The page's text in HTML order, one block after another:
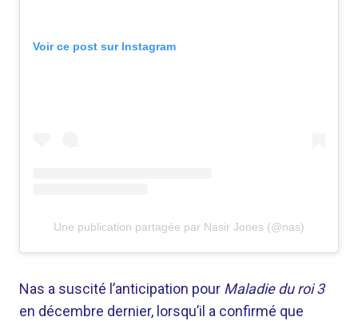
Voir ce post sur Instagram
Une publication partagée par Nasir Jones (@nas)
Nas a suscité l’anticipation pour Maladie du roi 3
en décembre dernier, lorsqu’il a confirmé que